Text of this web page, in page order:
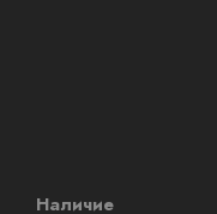
Наличие